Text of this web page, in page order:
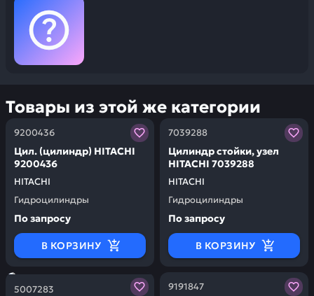
Товары из этой же категории
9200436
HITACHI
Цил. (цилиндр) HITACHI
9200436
Гидроцилиндры
Заказывая запчасти у нас, вы получаете гарантию
По запросу
В КОРЗИНУ
7039288
HITACHI
Цилиндр стойки, узел
HITACHI 7039288
Гидроцилиндры
Заказывая запчасти у
По запросу
В КОРЗИНУ
5007283
Заказывая запчасти у нас, вы получаете гарантию
9191847
Заказывая запчасти у